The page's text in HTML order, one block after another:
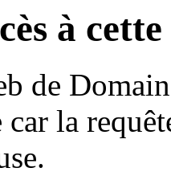
à
de
car la